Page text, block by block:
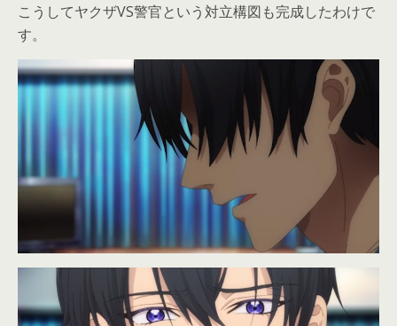
こうしてヤクザVS警官という対立構図も完成したわけで
す。